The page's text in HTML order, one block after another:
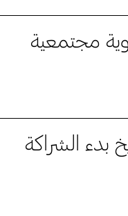
مجتمعية
بدء الشراكة